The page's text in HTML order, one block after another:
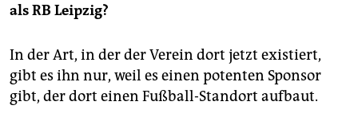
als RB Leipzig?
In der Art, in der der Verein dort jetzt existiert,
gibt es ihn nur, weil es einen potenten Sponsor
gibt, der dort einen Fußball-Standort aufbaut.